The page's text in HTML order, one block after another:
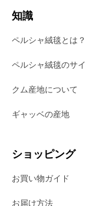
知識
ペルシャ絨毯とは？
ペルシャ絨毯のサ
クム産地について
ギャッベの産地
ショッピング
お買い物ガイド
お届け方法